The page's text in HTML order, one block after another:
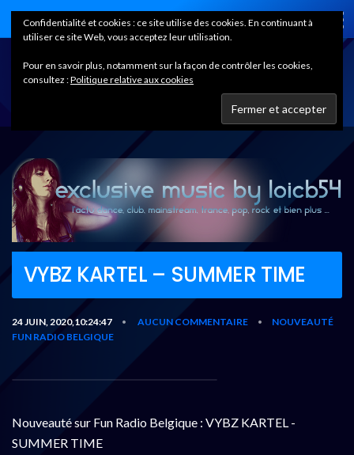
Home
VYBZ KARTEL – SUMMER TIME
24 JUIN, 2020,10:24:47 • AUCUN COMMENTAIRE •
NOUVEAUTÉ
FUN RADIO BELGIQUE
Nouveauté sur Fun Radio Belgique : VYBZ KARTEL -
SUMMER TIME
Confidentialité et cookies : ce site utilise des cookies. En continuant à
utiliser ce site Web, vous acceptez leur utilisation.
Pour en savoir plus, notamment sur la façon de contrôler les cookies,
consultez :Politique relative aux cookies